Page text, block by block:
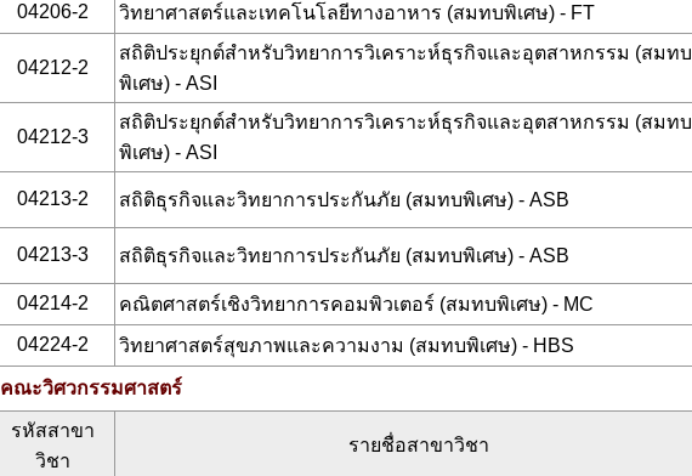
04206-2
วิทยาศาสตร์และเทคโนโลยีทางอาหาร (สมทบพิเศษ) - FT
04212-2
สถิติประยุกต์สำหรับวิทยาการวิเคราะห์ธุรกิจและอุตสาหกรรม (สมทบ
พิเศษ) - ASI
04212-3
สถิติประยุกต์สำหรับวิทยาการวิเคราะห์ธุรกิจและอุตสาหกรรม (สมทบ
พิเศษ) - ASI
04213-2 สถิติธุรกิจและวิทยาการประกันภัย (สมทบพิเศษ) - ASB
04213-3 สถิติธุรกิจและวิทยาการประกันภัย (สมทบพิเศษ) - ASB
04214-2 คณิตศาสตร์เชิงวิทยาการคอมพิวเตอร์ (สมทบพิเศษ) - MC
04224-2
วิทยาศาสตร์สุขภาพและความงาม (สมทบพิเศษ) - HBS
คณะวิศวกรรมศาสตร์
รหัสสาขา
วิชา
รายชื่อสาขาวิชา